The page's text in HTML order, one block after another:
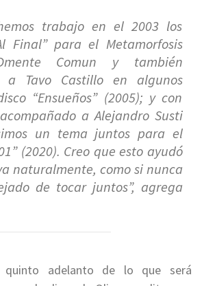
trabajo en el 2003 los
Final” para el Metamorfosis
Comun y también
a Tavo Castillo en algunos
“Ensueños” (2005); y con
a Alejandro Susti
un tema juntos para el
(2020). Creo que esto ayudó
naturalmente, como si nunca
de tocar juntos”, agrega
adelanto de lo que será